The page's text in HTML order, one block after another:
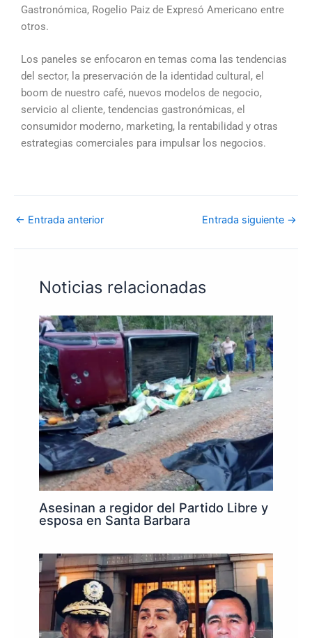
Gastronómica, Rogelio Paiz de Expresó Americano entre
otros.
Los paneles se enfocaron en temas coma las tendencias
del sector, la preservación de la identidad cultural, el
boom de nuestro café, nuevos modelos de negocio,
servicio al cliente, tendencias gastronómicas, el
consumidor moderno, marketing, la rentabilidad y otras
estrategias comerciales para impulsar los negocios.
← Entrada anterior Entrada siguiente →
Noticias relacionadas
Asesinan a regidor del Partido Libre y
esposa en Santa Barbara